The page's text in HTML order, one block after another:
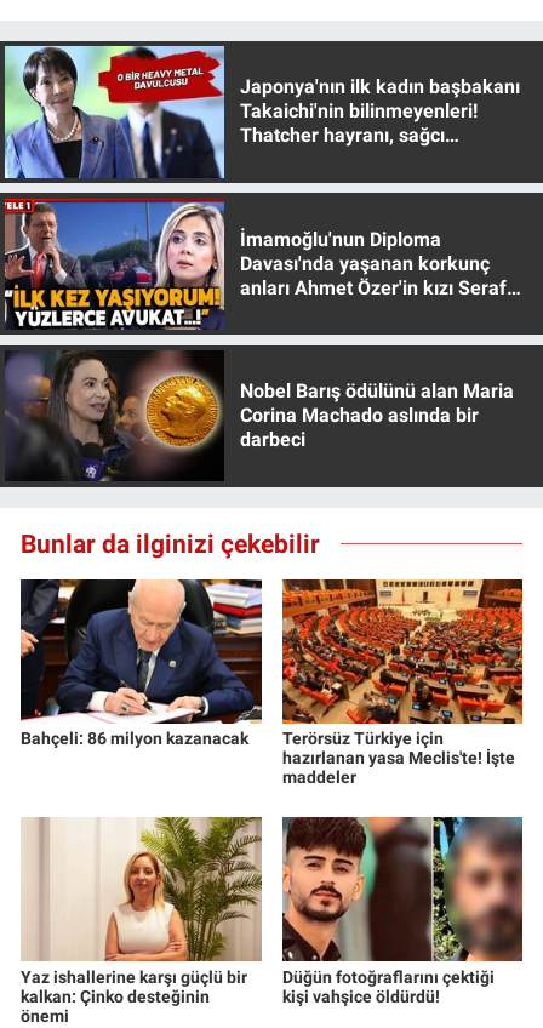
Japonya'nın ilk kadın başbakanı
Takaichi'nin bilinmeyenleri!
Thatcher hayranı, sağcı
İmamoğlu'nun Diploma
Davası'nda yaşanan korkunç
anları Ahmet Özer'in kızı Seraf
Nobel Barış ödülünü alan Maria
Corina Machado aslında bir
darbeci
Bunlar da ilginizi çekebilir
Bahçeli: 86 milyon kazanacak
Terörsüz Türkiye için
hazırlanan yasa Meclis'te! İşte
maddeler
Yaz ishallerine karşı güçlü bir
kalkan: Çinko desteğinin
önemi
Düğün fotoğraflarını çektiği
kişi vahşice öldürdü!
Programlar
Sağlık
Spor
Teknoloji
Türkiye'nin Geleceği
Türkiye'nin Gündemi
Yerel Gündem